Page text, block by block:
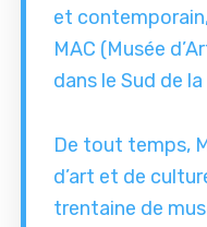
et
MAC (Musée
dans le Sud de la
De tout temps,
d’art et de
trentaine de